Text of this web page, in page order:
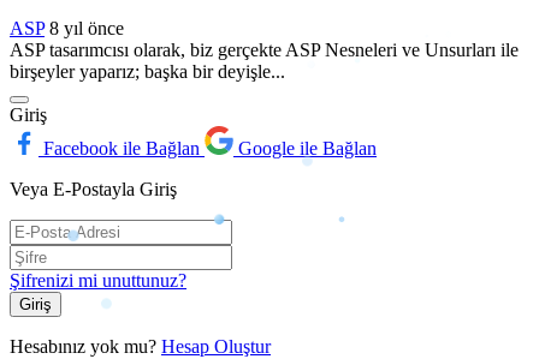
ASP 8 yıl önce
ASP tasarımcısı olarak, biz gerçekte ASP Nesneleri ve Unsurları ile
birşeyler yaparız; başka bir deyişle...
Giriş
Facebook ile Bağlan
Google ile Bağlan
Veya E-Postayla Giriş
Şifrenizi mi unuttunuz?
Giriş
Hesabınız yok mu? Hesap Oluştur